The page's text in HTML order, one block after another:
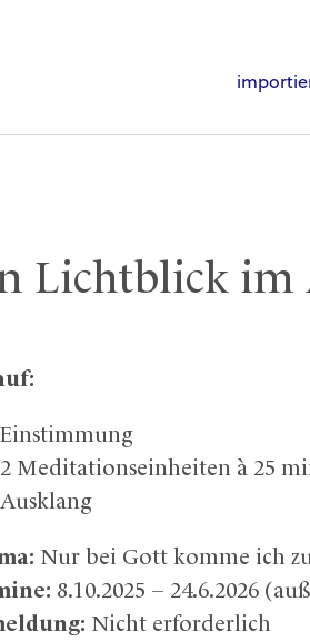
Lichtblick im
Einstimmung
2 Meditationseinheiten à 25
Ausklang
Nur bei Gott komme ich
8.10.2025 – 24.6.2026
Nicht erforderlich